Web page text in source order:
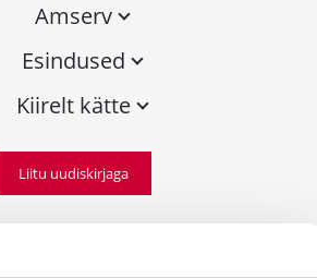
Amserv
Esindused
Kiirelt kätte
Liitu uudiskirjaga